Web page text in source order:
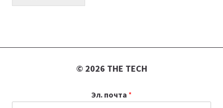
© 2026 THE TECH
Эл. почта *